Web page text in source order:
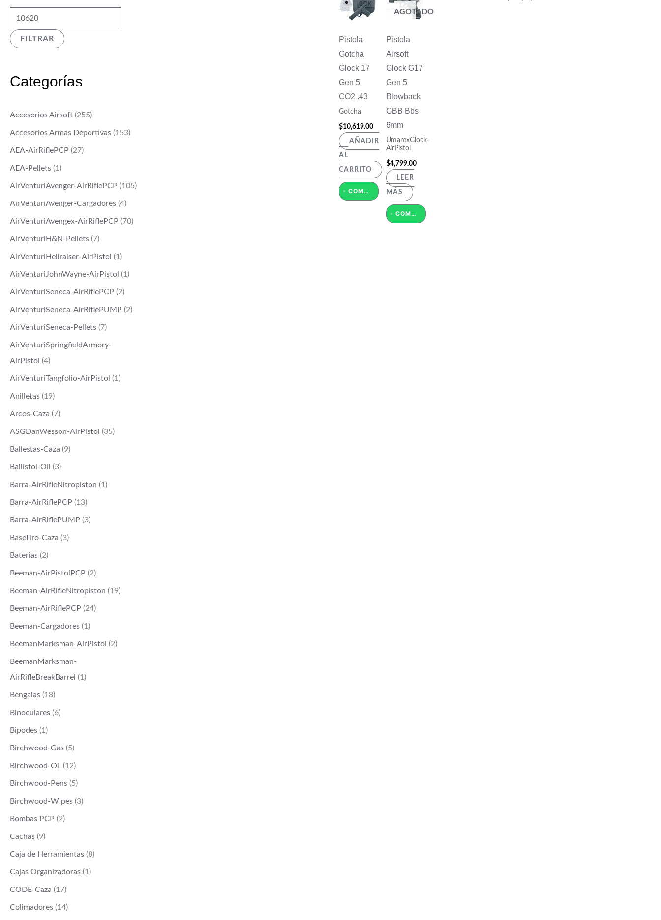
í
i
FILTRAR
Categorías
Accesorios Airsoft (255)
Accesorios Armas Deportivas (153)
AEA-AirRiflePCP (27)
AEA-Pellets (1)
AirVenturiAvenger-AirRiflePCP (105)
AirVenturiAvenger-Cargadores (4)
AirVenturiAvengex-AirRiflePCP (70)
AirVenturiH&N-Pellets (7)
AirVenturiHellraiser-AirPistol (1)
AirVenturiJohnWayne-AirPistol (1)
AirVenturiSeneca-AirRiflePCP (2)
AirVenturiSeneca-AirRiflePUMP (2)
AirVenturiSeneca-Pellets (7)
AirVenturiSpringfieldArmory-
AirPistol (4)
AirVenturiTangfolio-AirPistol (1)
Anilletas (19)
Arcos-Caza (7)
ASGDanWesson-AirPistol (35)
Ballestas-Caza (9)
Ballistol-Oil (3)
Barra-AirRifleNitropiston (1)
Barra-AirRiflePCP (13)
Barra-AirRiflePUMP (3)
BaseTiro-Caza (3)
Baterias (2)
Beeman-AirPistolPCP (2)
Beeman-AirRifleNitropiston (19)
Beeman-AirRiflePCP (24)
Beeman-Cargadores (1)
BeemanMarksman-AirPistol (2)
BeemanMarksman-
AirRifleBreakBarrel (1)
Bengalas (18)
Binoculares (6)
Bipodes (1)
Birchwood-Gas (5)
Birchwood-Oil (12)
Birchwood-Pens (5)
Birchwood-Wipes (3)
Bombas PCP (2)
Cachas (9)
Caja de Herramientas (8)
Cajas Organizadoras (1)
CODE-Caza (17)
Colimadores (14)
l
e
a
s
:
4
0
.
p
$
0
Pistola
Gotcha
Glock 17
Gen 5
CO2 .43
Gotcha
$10,619.00
AÑADIR
AL
CARRITO
COMPRAR POR WHATSAPP
AGOTADO
Pistola
Airsoft
Glock G17
Gen 5
Blowback
GBB Bbs
6mm
UmarexGlock-
AirPistol
$4,799.00
LEER
MÁS
COMPRAR POR WHATSAPP